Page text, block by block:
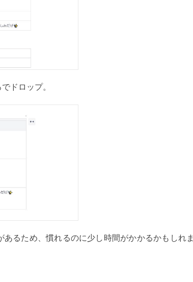
ドロップ。
るため、慣れるのに少し時間がかかるかもしれま